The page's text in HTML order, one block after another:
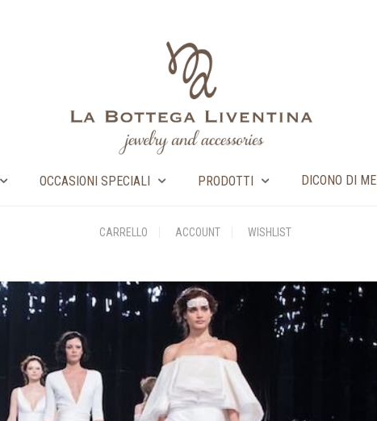
OCCASIONI SPECIALI PRODOTTI DICONO DI ME
CARRELLO ACCOUNT WISHLIST